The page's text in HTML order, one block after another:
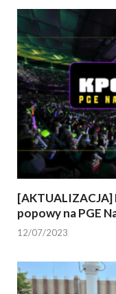
[AKTUALIZACJA]
popowy na PGE
12/07/2023